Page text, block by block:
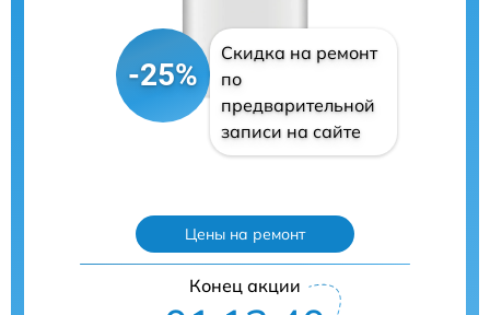
-25%
Скидка на ремонт
по
предварительной
записи на сайте
Цены на ремонт
Конец акции